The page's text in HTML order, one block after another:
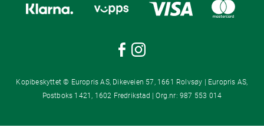
Kopibeskyttet © Europris AS, Dikeveien 57, 1661 Rolvsøy | Europris AS,
Postboks 1421, 1602 Fredrikstad | Org.nr: 987 553 014